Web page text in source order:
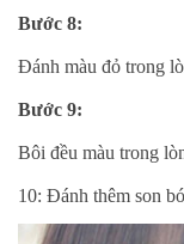
Bước 8:
Đánh màu đỏ trong
Bước 9:
Bôi đều màu trong
10: Đánh thêm son